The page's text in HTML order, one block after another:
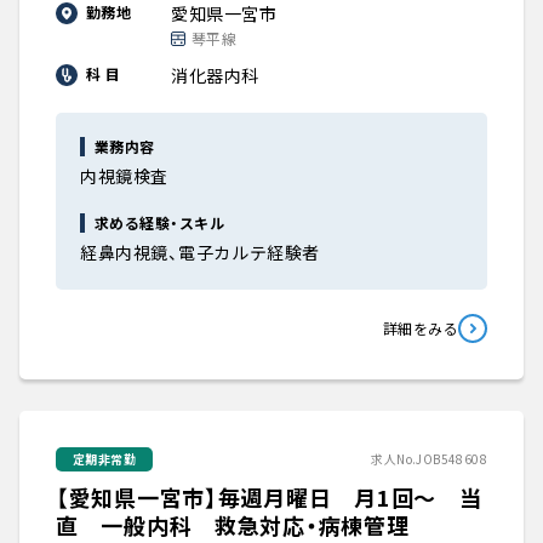
勤務地 愛知県一宮市
琴平線
科 目
消化器内科
業務内容
内視鏡検査
求める経験・スキル
経鼻内視鏡、電子カルテ経験者
詳細をみる
定期非常勤 求人No.JOB548608
【愛知県一宮市】毎週月曜日 月1回～ 当
直 一般内科 救急対応・病棟管理